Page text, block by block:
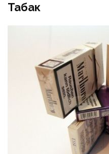
Табак